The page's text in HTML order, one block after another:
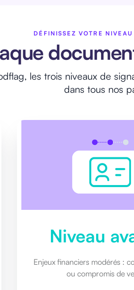
DÉFINISSEZ VOTRE
les trois niveaux de
dans tous nos
Niveau
Enjeux financiers modérés :
ou compromis de